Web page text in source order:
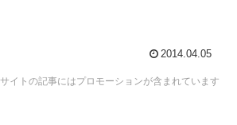
2014.04.05
イトの記事にはプロモーションが含まれています